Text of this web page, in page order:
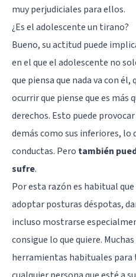
muy perjudiciales para ellos.
¿Es el adolescente un tirano?
Bueno, su actitud puede
en el que el adolescente no
que piensa que nada va con
ocurrir que piense que es más
derechos. Esto puede
demás como sus inferiores, lo
conductas. Pero también
sufre.
Por esta razón es habitual
adoptar posturas déspotas,
incluso mostrarse
consigue lo que quiere.
herramientas habituales